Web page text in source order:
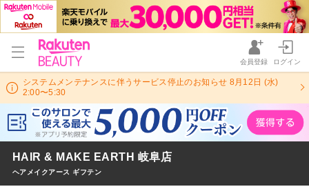
会員登録 ログイン
システムメンテナンスに伴うサービス停止のお知らせ 8月12日 (水)
2:00〜5:30
HAIR & MAKE EARTH 岐阜店
ヘアメイクアース ギフテン